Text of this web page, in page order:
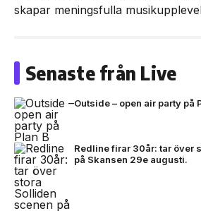
skapar meningsfulla
Senaste från Live
Outside – open air party på
Redline firar 30år: tar över
på Skansen 29e augusti.